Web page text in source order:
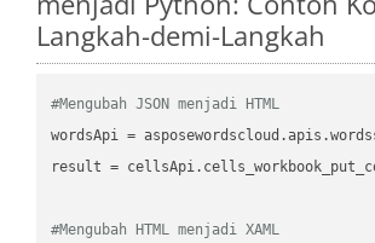
Langkah-demi-Langkah
#Mengubah JSON menjadi HTML
wordsApi =
result =
#Mengubah HTML menjadi XAML